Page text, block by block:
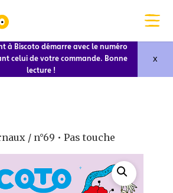
à Biscoto démarre avec le numéro
celui de votre commande. Bonne
lecture !
x
/ n°69 • Pas touche